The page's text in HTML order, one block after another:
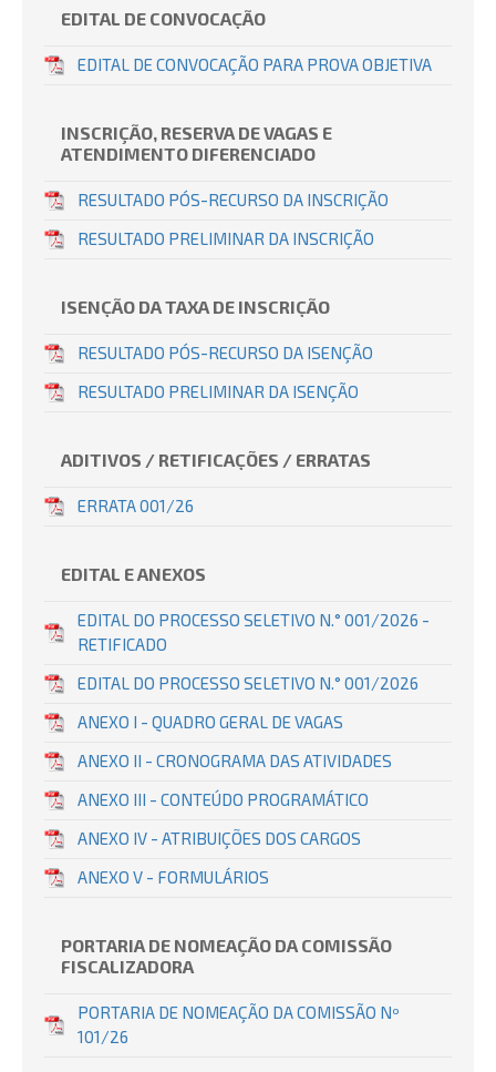
EDITAL DE CONVOCAÇÃO
EDITAL DE CONVOCAÇÃO PARA PROVA OBJETIVA
INSCRIÇÃO, RESERVA DE VAGAS E
ATENDIMENTO DIFERENCIADO
RESULTADO PÓS-RECURSO DA INSCRIÇÃO
RESULTADO PRELIMINAR DA INSCRIÇÃO
ISENÇÃO DA TAXA DE INSCRIÇÃO
RESULTADO PÓS-RECURSO DA ISENÇÃO
RESULTADO PRELIMINAR DA ISENÇÃO
ADITIVOS / RETIFICAÇÕES / ERRATAS
ERRATA 001/26
EDITAL E ANEXOS
EDITAL DO PROCESSO SELETIVO N.° 001/2026 -
RETIFICADO
EDITAL DO PROCESSO SELETIVO N.° 001/2026
ANEXO I - QUADRO GERAL DE VAGAS
ANEXO II - CRONOGRAMA DAS ATIVIDADES
ANEXO III - CONTEÚDO PROGRAMÁTICO
ANEXO IV - ATRIBUIÇÕES DOS CARGOS
ANEXO V - FORMULÁRIOS
PORTARIA DE NOMEAÇÃO DA COMISSÃO
FISCALIZADORA
PORTARIA DE NOMEAÇÃO DA COMISSÃO Nº
101/26